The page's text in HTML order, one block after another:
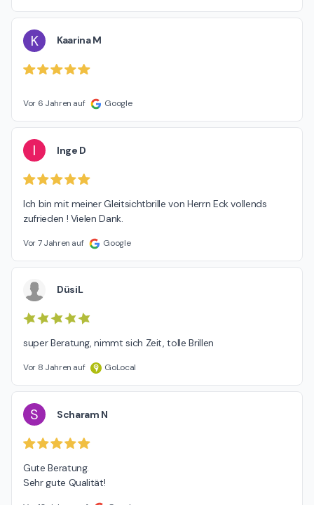
K Kaarina M
Vor 6 Jahren auf Google
I Inge D
Ich bin mit meiner Gleitsichtbrille von Herrn Eck vollends
zufrieden ! Vielen Dank.
Vor 7 Jahren auf Google
DüsiL
super Beratung, nimmt sich Zeit, tolle Brillen
Vor 8 Jahren auf GoLocal
S Scharam N
Gute Beratung.
Sehr gute Qualität!